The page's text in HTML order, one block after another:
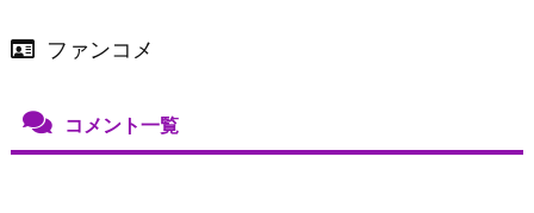
ファンコメ
コメント一覧